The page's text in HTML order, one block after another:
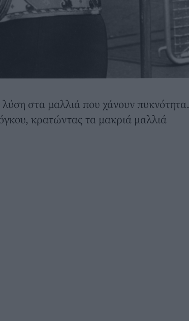
στα μαλλιά που χάνουν πυκνότητα.
κρατώντας τα μακριά μαλλιά